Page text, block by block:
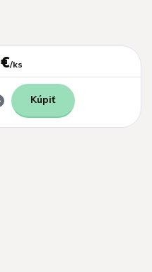
/ks
Kúpiť